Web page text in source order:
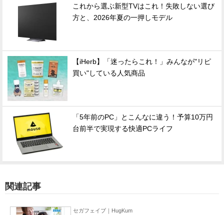
これから選ぶ新型TVはこれ！失敗しない選び
方と、2026年夏の一押しモデル
【iHerb】「迷ったらこれ！」みんなが"リピ
買い"している人気商品
「5年前のPC」とこんなに違う！予算10万円
台前半で実現する快適PCライフ
関連記事
セガフェイブ｜HugKum